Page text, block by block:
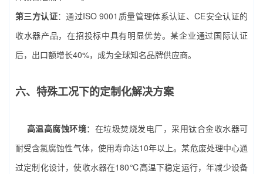
第三方认证：通过ISO 9001质量管理体系认证、CE安全认证的
收水器产品，在招投标中具有明显优势。某企业通过国际认证
后，出口额增长40%，成为全球知名品牌供应商。
六、特殊工况下的定制化解决方案
高温高腐蚀环境：在垃圾焚烧发电厂，采用钛合金收水器可
耐受含氯腐蚀性气体，使用寿命达10年以上。某危废处理中心通
过定制化设计，使收水器在180℃高温下稳定运行，年减少设备